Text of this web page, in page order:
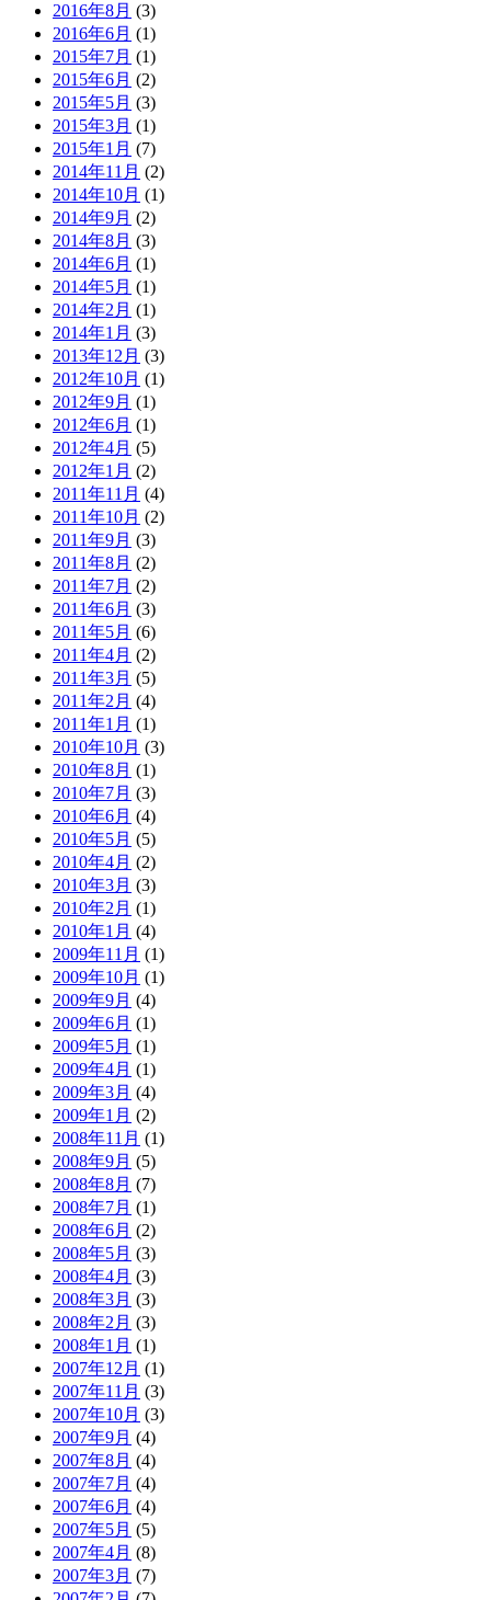
2016年8月 (3)
2016年6月 (1)
2015年7月 (1)
2015年6月 (2)
2015年5月 (3)
2015年3月 (1)
2015年1月 (7)
2014年11月 (2)
2014年10月 (1)
2014年9月 (2)
2014年8月 (3)
2014年6月 (1)
2014年5月 (1)
2014年2月 (1)
2014年1月 (3)
2013年12月 (3)
2012年10月 (1)
2012年9月 (1)
2012年6月 (1)
2012年4月 (5)
2012年1月 (2)
2011年11月 (4)
2011年10月 (2)
2011年9月 (3)
2011年8月 (2)
2011年7月 (2)
2011年6月 (3)
2011年5月 (6)
2011年4月 (2)
2011年3月 (5)
2011年2月 (4)
2011年1月 (1)
2010年10月 (3)
2010年8月 (1)
2010年7月 (3)
2010年6月 (4)
2010年5月 (5)
2010年4月 (2)
2010年3月 (3)
2010年2月 (1)
2010年1月 (4)
2009年11月 (1)
2009年10月 (1)
2009年9月 (4)
2009年6月 (1)
2009年5月 (1)
2009年4月 (1)
2009年3月 (4)
2009年1月 (2)
2008年11月 (1)
2008年9月 (5)
2008年8月 (7)
2008年7月 (1)
2008年6月 (2)
2008年5月 (3)
2008年4月 (3)
2008年3月 (3)
2008年2月 (3)
2008年1月 (1)
2007年12月 (1)
2007年11月 (3)
2007年10月 (3)
2007年9月 (4)
2007年8月 (4)
2007年7月 (4)
2007年6月 (4)
2007年5月 (5)
2007年4月 (8)
2007年3月 (7)